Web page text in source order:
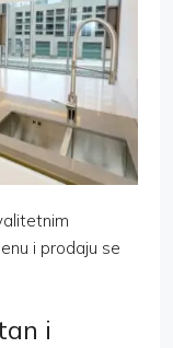
i prodaju se
i